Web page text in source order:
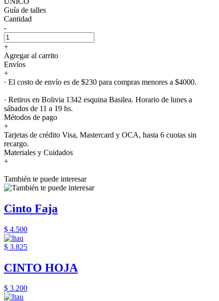
Guía de talles
Cantidad
-
+
Agregar al carrito
Envíos
+
· El costo de envío es de $230 para compras menores a $4000.
· Retiros en Bolivia 1342 esquina Basilea. Horario de lunes a
sábados de 11 a 19 hs.
Métodos de pago
+
Tarjetas de crédito Visa, Mastercard y OCA, hasta 6 cuotas sin
recargo.
Materiales y Cuidados
+
También te puede interesar
Cinto Faja
$ 4.500
$ 3.825
CINTO HOJA
$ 3.200